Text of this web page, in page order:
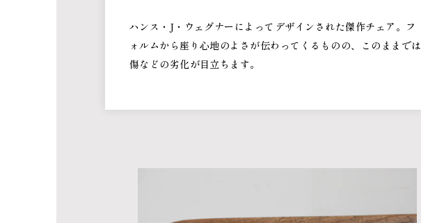
ハンス・J・ウェグナーによってデザインされた傑作チェア。フ
ォルムから座り心地のよさが伝わってくるものの、このままでは
傷などの劣化が目立ちます。